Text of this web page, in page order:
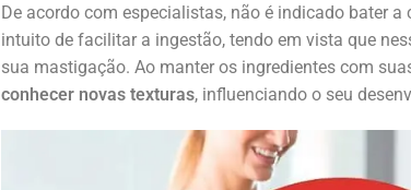
De acordo com especialistas, não é indicado bater
intuito de facilitar a ingestão, tendo em vista que
sua mastigação. Ao manter os ingredientes com
conhecer novas texturas, influenciando o seu